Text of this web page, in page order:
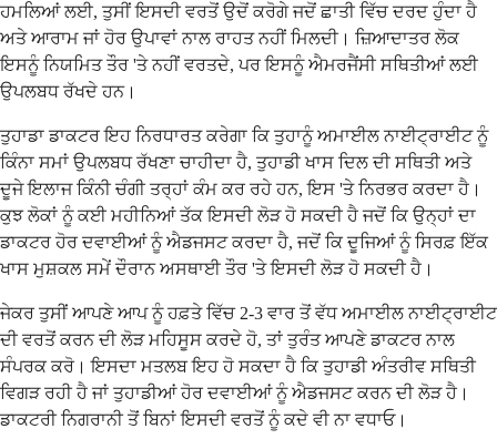
ਹਮਲਿਆਂ ਲਈ, ਤੁਸੀਂ ਇਸਦੀ ਵਰਤੋਂ ਉਦੋਂ ਕਰੋਗੇ ਜਦੋਂ ਛਾਤੀ ਵਿੱਚ ਦਰਦ ਹੁੰਦਾ ਹੈ
ਅਤੇ ਆਰਾਮ ਜਾਂ ਹੋਰ ਉਪਾਵਾਂ ਨਾਲ ਰਾਹਤ ਨਹੀਂ ਮਿਲਦੀ। ਜ਼ਿਆਦਾਤਰ ਲੋਕ
ਇਸਨੂੰ ਨਿਯਮਿਤ ਤੌਰ 'ਤੇ ਨਹੀਂ ਵਰਤਦੇ, ਪਰ ਇਸਨੂੰ ਐਮਰਜੈਂਸੀ ਸਥਿਤੀਆਂ ਲਈ
ਉਪਲਬਧ ਰੱਖਦੇ ਹਨ।
ਤੁਹਾਡਾ ਡਾਕਟਰ ਇਹ ਨਿਰਧਾਰਤ ਕਰੇਗਾ ਕਿ ਤੁਹਾਨੂੰ ਅਮਾਈਲ ਨਾਈਟ੍ਰਾਈਟ ਨੂੰ
ਕਿੰਨਾ ਸਮਾਂ ਉਪਲਬਧ ਰੱਖਣਾ ਚਾਹੀਦਾ ਹੈ, ਤੁਹਾਡੀ ਖਾਸ ਦਿਲ ਦੀ ਸਥਿਤੀ ਅਤੇ
ਦੂਜੇ ਇਲਾਜ ਕਿੰਨੀ ਚੰਗੀ ਤਰ੍ਹਾਂ ਕੰਮ ਕਰ ਰਹੇ ਹਨ, ਇਸ 'ਤੇ ਨਿਰਭਰ ਕਰਦਾ ਹੈ।
ਕੁਝ ਲੋਕਾਂ ਨੂੰ ਕਈ ਮਹੀਨਿਆਂ ਤੱਕ ਇਸਦੀ ਲੋੜ ਹੋ ਸਕਦੀ ਹੈ ਜਦੋਂ ਕਿ ਉਨ੍ਹਾਂ ਦਾ
ਡਾਕਟਰ ਹੋਰ ਦਵਾਈਆਂ ਨੂੰ ਐਡਜਸਟ ਕਰਦਾ ਹੈ, ਜਦੋਂ ਕਿ ਦੂਜਿਆਂ ਨੂੰ ਸਿਰਫ਼ ਇੱਕ
ਖਾਸ ਮੁਸ਼ਕਲ ਸਮੇਂ ਦੌਰਾਨ ਅਸਥਾਈ ਤੌਰ 'ਤੇ ਇਸਦੀ ਲੋੜ ਹੋ ਸਕਦੀ ਹੈ।
ਜੇਕਰ ਤੁਸੀਂ ਆਪਣੇ ਆਪ ਨੂੰ ਹਫ਼ਤੇ ਵਿੱਚ 2-3 ਵਾਰ ਤੋਂ ਵੱਧ ਅਮਾਈਲ ਨਾਈਟ੍ਰਾਈਟ
ਦੀ ਵਰਤੋਂ ਕਰਨ ਦੀ ਲੋੜ ਮਹਿਸੂਸ ਕਰਦੇ ਹੋ, ਤਾਂ ਤੁਰੰਤ ਆਪਣੇ ਡਾਕਟਰ ਨਾਲ
ਸੰਪਰਕ ਕਰੋ। ਇਸਦਾ ਮਤਲਬ ਇਹ ਹੋ ਸਕਦਾ ਹੈ ਕਿ ਤੁਹਾਡੀ ਅੰਤਰੀਵ ਸਥਿਤੀ
ਵਿਗੜ ਰਹੀ ਹੈ ਜਾਂ ਤੁਹਾਡੀਆਂ ਹੋਰ ਦਵਾਈਆਂ ਨੂੰ ਐਡਜਸਟ ਕਰਨ ਦੀ ਲੋੜ ਹੈ।
ਡਾਕਟਰੀ ਨਿਗਰਾਨੀ ਤੋਂ ਬਿਨਾਂ ਇਸਦੀ ਵਰਤੋਂ ਨੂੰ ਕਦੇ ਵੀ ਨਾ ਵਧਾਓ।